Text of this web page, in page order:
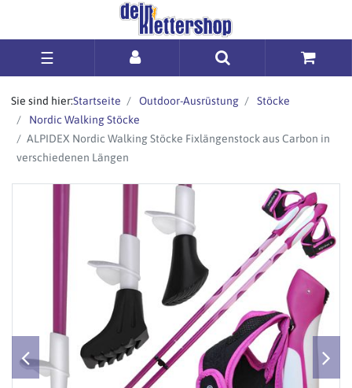
☰
Sie sind hier:Startseite Outdoor-Ausrüstung
Stöcke
Nordic Walking Stöcke
ALPIDEX Nordic Walking Stöcke Fixlängenstock aus Carbon in
verschiedenen Längen